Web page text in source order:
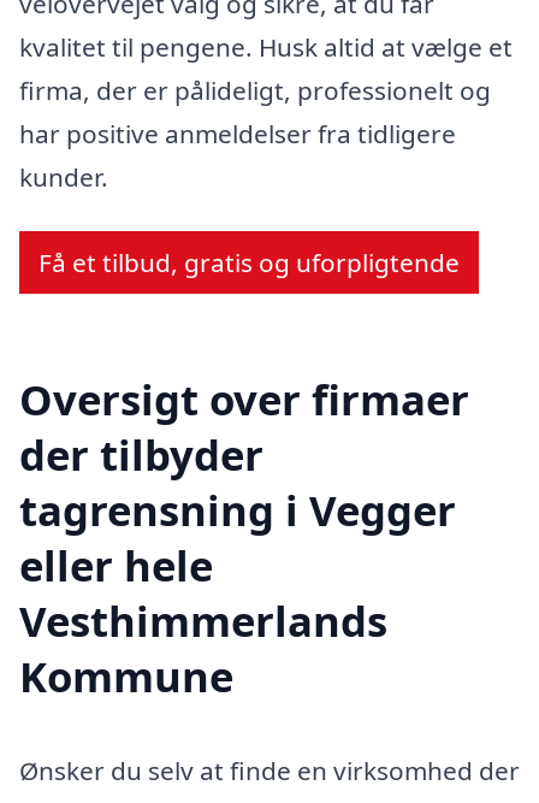
kvalitet til pengene. Husk altid at vælge et
firma, der er pålideligt, professionelt og
har positive anmeldelser fra tidligere
kunder.
Få et tilbud, gratis og uforpligtende
Oversigt over firmaer
der tilbyder
tagrensning i Vegger
eller hele
Vesthimmerlands
Kommune
Ønsker du selv at finde en virksomhed der